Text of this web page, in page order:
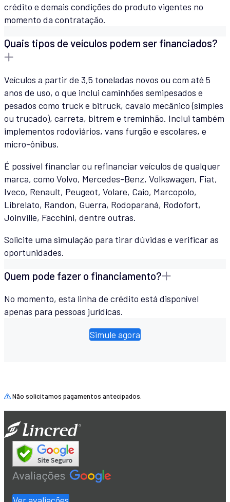
crédito e demais condições do produto vigentes no
momento da contratação.
Quais tipos de veículos podem ser financiados?
Veículos a partir de 3,5 toneladas novos ou com até 5
anos de uso, o que inclui caminhões semipesados e
pesados como truck e bitruck, cavalo mecânico (simples
ou trucado), carreta, bitrem e treminhão. Inclui também
implementos rodoviários, vans furgão e escolares, e
micro-ônibus.
É possível financiar ou refinanciar veículos de qualquer
marca, como Volvo, Mercedes-Benz, Volkswagen, Fiat,
Iveco, Renault, Peugeot, Volare, Caio, Marcopolo,
Librelato, Randon, Guerra, Rodoparaná, Rodofort,
Joinville, Facchini, dentre outras.
Solicite uma simulação para tirar dúvidas e verificar as
oportunidades.
Quem pode fazer o financiamento?
No momento, esta linha de crédito está disponível
apenas para pessoas jurídicas.
Simule agora
Não solicitamos pagamentos antecipados.